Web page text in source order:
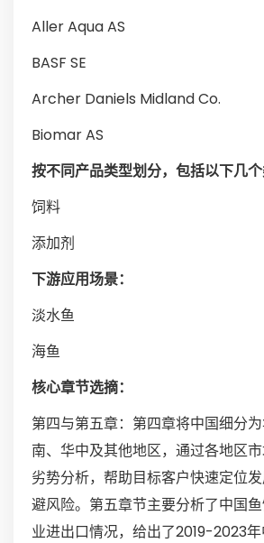
Aller Aqua AS
BASF SE
Archer Daniels Midland Co.
Biomar AS
按不同产品类型划分，包括以下几
饲料
添加剂
下游应用场景：
淡水鱼
海鱼
核心章节选摘：
第四与第五章：第四章将中国细分
南、华中及其他地区，通过各地区
劣势分析，帮助目标客户快速定位
避风险。第五章节主要分析了中国
业进出口情况，给出了2019-2023